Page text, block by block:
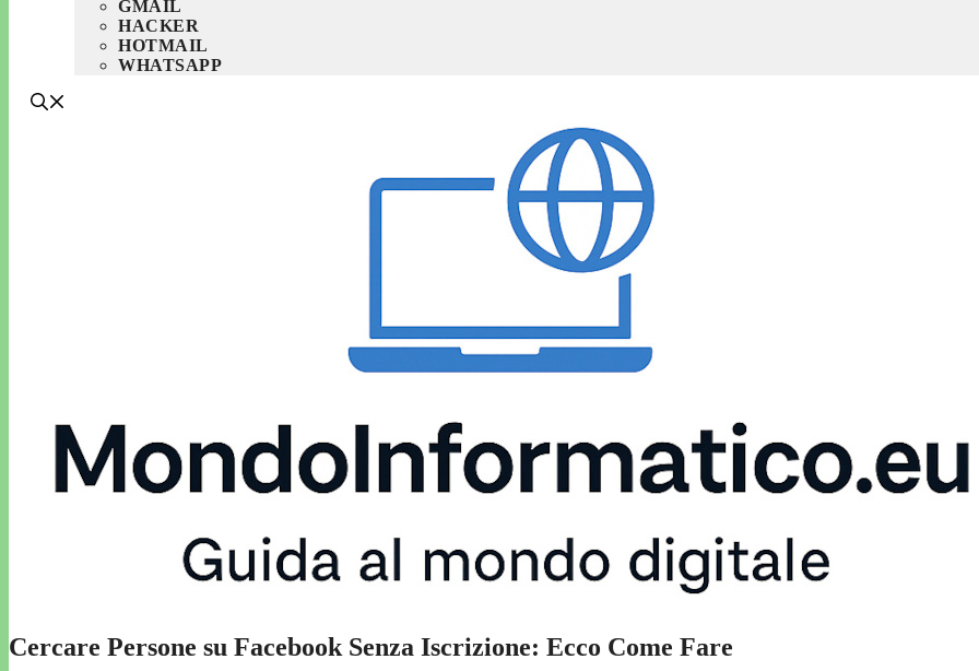
GMAIL
HACKER
HOTMAIL
WHATSAPP
Cercare Persone su Facebook Senza Iscrizione: Ecco Come Fare